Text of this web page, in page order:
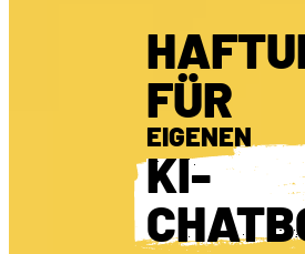
FÜR
EIGENEN
KI-